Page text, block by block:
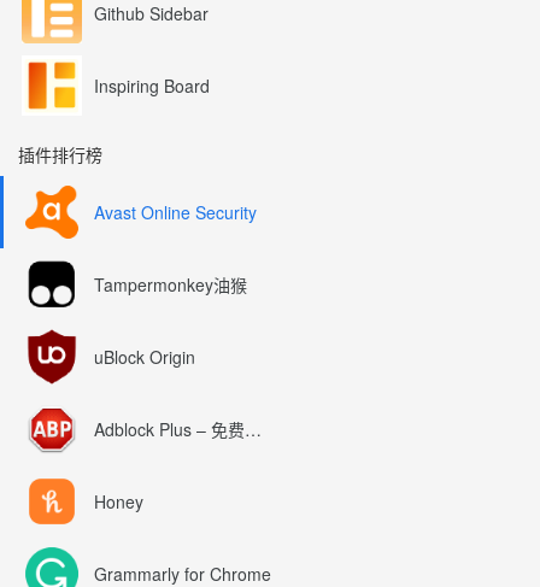
Github Sidebar
Inspiring Board
插件排行榜
Avast Online Security
Tampermonkey油猴
uBlock Origin
Adblock Plus – 免费的广告拦截器
Honey
Grammarly for Chrome